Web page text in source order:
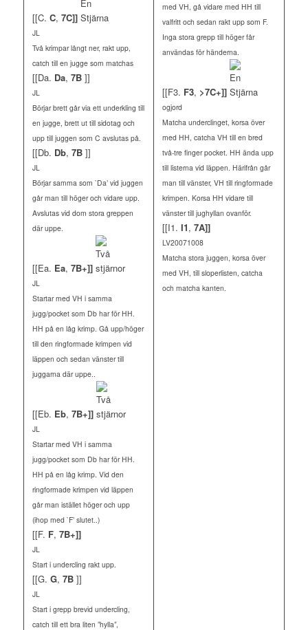
[[C. C, 7C]]
JL
Två krimpar långt ner, rakt upp,
catch till en jugge som matchas
[[Da. Da, 7B]]
JL
Börjar brett går via ett underkling till
en jugge, brett ut till sidotag och
upp till juggen som C avslutas på.
[[Db. Db, 7B]]
JL
Börjar samma som `Da’ vid juggen
går man till höger och vidare upp.
Avslutas vid dom stora greppen
där uppe.
[[Ea. Ea, 7B+]]
JL
Startar med VH i samma
jugg/pocket som Db har för HH.
HH på en låg krimp. Gå upp/höger
till den ringformade krimpen vid
läppen och sedan vänster till
juggarna där uppe..
[[Eb. Eb, 7B+]]
JL
Startar med VH i samma
jugg/pocket som Db har för HH.
HH på en låg krimp. Vid den
ringformade krimpen vid läppen
går man istället höger och upp
(ihop med `F’ slutet..)
[[F. F, 7B+]]
JL
Start i undercling rakt upp.
[[G. G, 7B]]
JL
Start i grepp brevid undercling,
catch till ett bra liten ”hylla”,
med VH, gå vidare med HH till
valfritt och sedan rakt upp som F.
Inga stora grepp till höger får
användas för händerna.
[[F3. F3, >7C+]]
ogjord
Matcha underclinget, korsa över
med HH, catcha VH till en bred
två-tre finger pocket. HH ända upp
till listerna vid läppen. Härifrån går
man till vänster, VH till ringformade
krimpen. Korsa HH vidare till
vänster till jughyllan ovanför.
[[I1. I1, 7A]]
LV20071008
Matcha stora juggen, korsa över
med VH, till sloperlisten, catcha
och matcha kanten.